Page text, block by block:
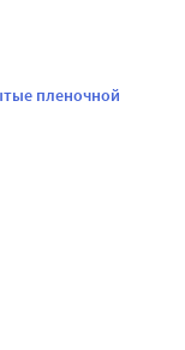
пленочной